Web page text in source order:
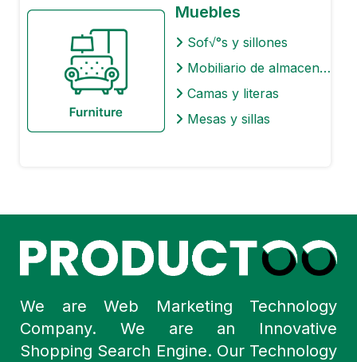
Muebles
Sof√°s y sillones
Mobiliario de almacenaje
Camas y literas
Mesas y sillas
We are Web Marketing Technology
Company. We are an Innovative
Shopping Search Engine. Our Technology